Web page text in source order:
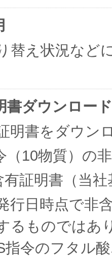
替え状況など
書ダウンロード
明書をダウン
（10物質）の
証明書（当社
行日時点で非
るものでは
令のフタル